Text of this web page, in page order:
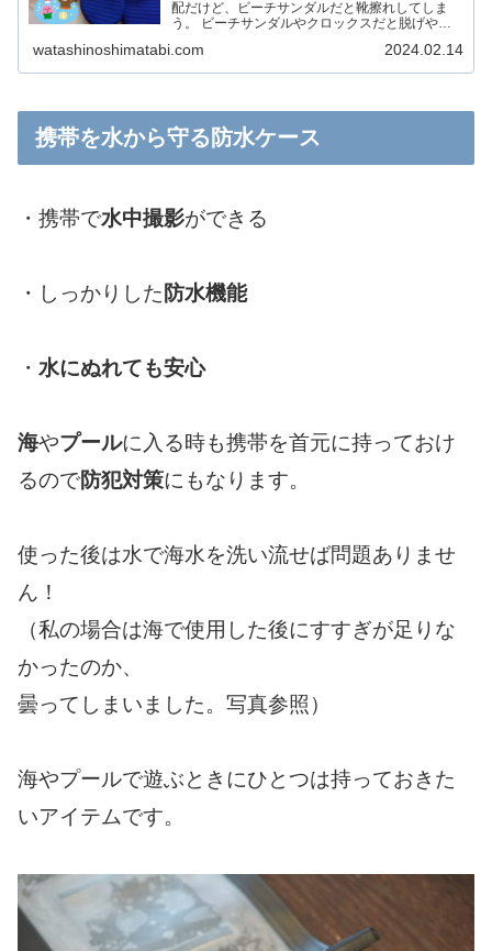
配だけど、ビーチサンダルだと靴擦れしてしま
う。 ビーチサンダルやクロックスだと脱げやす
活躍するのがマリンシューズです！ 私はビーチ
watashinoshimatabi.com 2024.02.14
携帯を水から守る防水ケース
・携帯で水中撮影ができる
・しっかりした 防水機能
・ 水にぬれても安心
海やプールに入る時も携帯を首元に持っておけ
るので防犯対策にもなります。
使った後は水で海水を洗い流せば問題ありませ
ん！
（私の場合は海で使用した後にすすぎが足りな
かったのか、
曇ってしまいました。写真参照）
海やプールで遊ぶときにひとつは持っておきた
いアイテムです。